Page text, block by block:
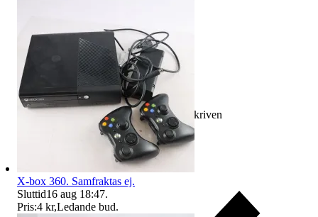
Ersättning om varan inte är som beskriven
X-box 360. Samfraktas ej.
Sluttid16 aug 18:47.
Pris:4 kr,Ledande bud.